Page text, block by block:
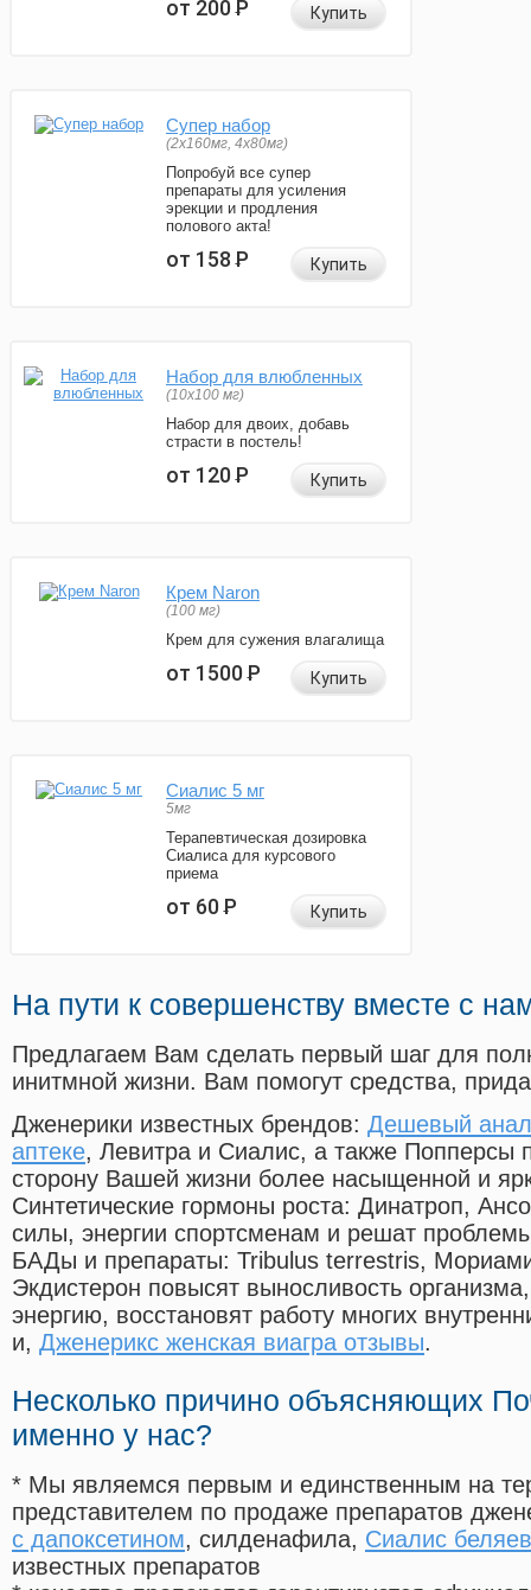
от 200Р Купить
Супер набор
(2х160мг, 4х80мг)
Попробуй все супер
препараты для усиления
эрекции и продления
полового акта!
от 158Р Купить
Набор для влюбленных
(10х100 мг)
Набор для двоих, добавь
страсти в постель!
от 120Р Купить
Крем Naron
(100 мг)
Крем для сужения влагалища
от 1500Р Купить
Сиалис 5 мг
5мг
Терапевтическая дозировка
Сиалиса для курсового
приема
от 60Р Купить
На пути к совершенству вместе с
Предлагаем Вам сделать первый шаг для
инитмной жизни. Вам помогут средства,
Дженерики известных брендов: Дешевый
аптеке, Левитра и Сиалис, а также Попперсы
сторону Вашей жизни более насыщенной и
Синтетические гормоны роста: Динатроп,
силы, энергии спортсменам и решат
БАДы и препараты: Tribulus terrestris,
Экдистерон повысят выносливость
энергию, восстановят работу многих
и, Дженерикс женская виагра отзывы.
Несколько причино объясняющих
именно у нас?
* Мы являемся первым и единственным на
представителем по продаже препаратов
с дапоксетином, силденафила, Сиалис
известных препаратов